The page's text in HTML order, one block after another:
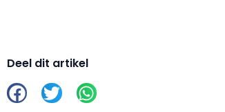
Deel dit artikel